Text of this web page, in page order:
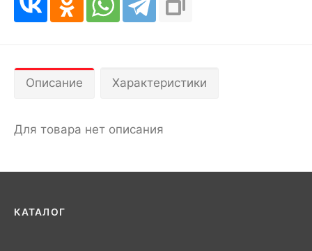
Описание Характеристики
Для товара нет описания
КАТАЛОГ